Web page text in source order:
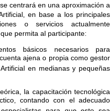
centrará en una aproximación a
en base a los principales
o servicios actualmente
permita al participante:
básicos necesarios para
ajena o propia como gestor
en medianas y pequeñas
la capacitación tecnológica
contando con el adecuado